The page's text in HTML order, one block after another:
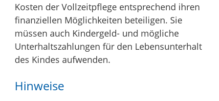
Kosten der Vollzeitpflege entsprechend ihren
finanziellen Möglichkeiten beteiligen. Sie
müssen auch Kindergeld- und mögliche
Unterhaltszahlungen für den Lebensunterhalt
des Kindes aufwenden.
Hinweise